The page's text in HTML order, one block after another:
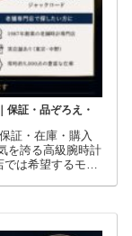
保証・品ぞろえ・
証・在庫・購入
を誇る高級腕時計
は希望するモデ